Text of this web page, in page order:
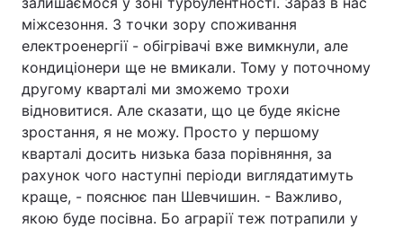
міжсезоння. З точки зору споживання
електроенергії - обігрівачі вже вимкнули, але
кондиціонери ще не вмикали. Тому у поточному
другому кварталі ми зможемо трохи
відновитися. Але сказати, що це буде якісне
зростання, я не можу. Просто у першому
кварталі досить низька база порівняння, за
рахунок чого наступні періоди виглядатимуть
краще, - пояснює пан Шевчишин. - Важливо,
якою буде посівна. Бо аграрії теж потрапили у